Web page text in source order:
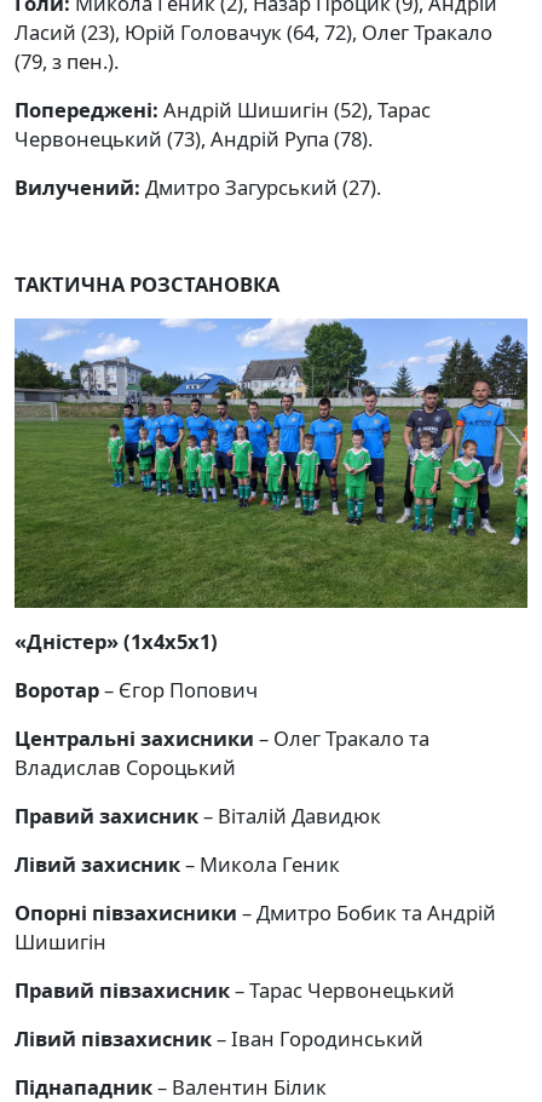
Ласий (23), Юрій Головачук (64, 72), Олег Тракало
(79, з пен.).
Попереджені: Андрій Шишигін (52), Тарас
Червонецький (73), Андрій Рупа (78).
Вилучений: Дмитро Загурський (27).
ТАКТИЧНА РОЗСТАНОВКА
«Дністер» (1х4х5х1)
Воротар– Єгор Попович
Центральні захисники – Олег Тракало та
Владислав Сороцький
Правий захисник– Віталій Давидюк
Лівий захисник– Микола Геник
Опорні півзахисники – Дмитро Бобик та Андрій
Шишигін
Правий півзахисник– Тарас Червонецький
Лівий півзахисник– Іван Городинський
Піднападник– Валентин Білик